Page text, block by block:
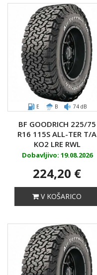
E B 74 dB
BF GOODRICH 225/75
R16 115S ALL-TER T/A
KO2 LRE RWL
Dobavljivo: 19.08.2026
224,20 €
V KOŠARICO